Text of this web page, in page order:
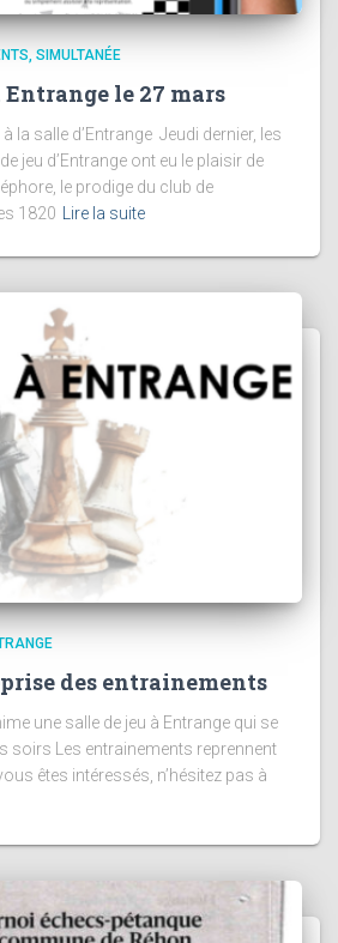
SIMULTANÉE
le 27 mars
la salle d’Entrange Jeudi dernier, les
jeu d’Entrange ont eu le plaisir de
le prodige du club de
1820
Lire la suite
des entrainements
une salle de jeu à Entrange qui se
soirs Les entrainements reprennent
êtes intéressés, n’hésitez pas à